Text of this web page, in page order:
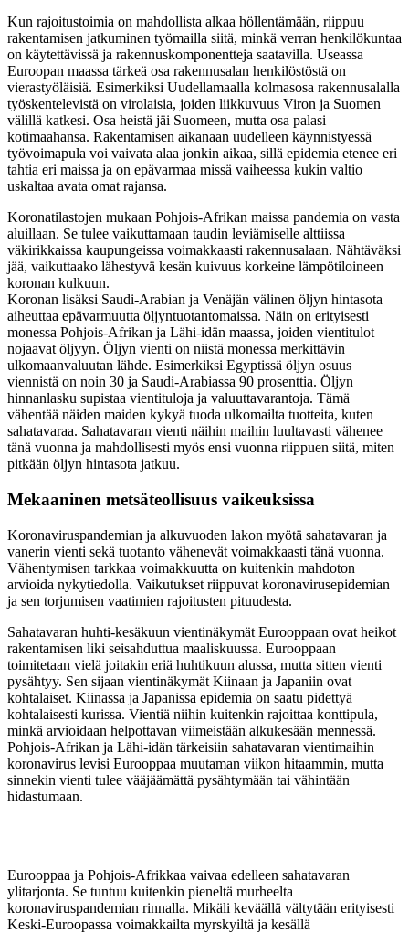
Kun rajoitustoimia on mahdollista alkaa höllentämään, riippuu
rakentamisen jatkuminen työmailla siitä, minkä verran henkilökuntaa
on käytettävissä ja rakennuskomponentteja saatavilla. Useassa
Euroopan maassa tärkeä osa rakennusalan henkilöstöstä on
vierastyöläisiä. Esimerkiksi Uudellamaalla kolmasosa rakennusalalla
työskentelevistä on virolaisia, joiden liikkuvuus Viron ja Suomen
välillä katkesi. Osa heistä jäi Suomeen, mutta osa palasi
kotimaahansa. Rakentamisen aikanaan uudelleen käynnistyessä
työvoimapula voi vaivata alaa jonkin aikaa, sillä epidemia etenee eri
tahtia eri maissa ja on epävarmaa missä vaiheessa kukin valtio
uskaltaa avata omat rajansa.
Koronatilastojen mukaan Pohjois-Afrikan maissa pandemia on vasta
aluillaan. Se tulee vaikuttamaan taudin leviämiselle alttiissa
väkirikkaissa kaupungeissa voimakkaasti rakennusalaan. Nähtäväksi
jää, vaikuttaako lähestyvä kesän kuivuus korkeine lämpötiloineen
koronan kulkuun.
Koronan lisäksi Saudi-Arabian ja Venäjän välinen öljyn hintasota
aiheuttaa epävarmuutta öljyntuotantomaissa. Näin on erityisesti
monessa Pohjois-Afrikan ja Lähi-idän maassa, joiden vientitulot
nojaavat öljyyn. Öljyn vienti on niistä monessa merkittävin
ulkomaanvaluutan lähde. Esimerkiksi Egyptissä öljyn osuus
viennistä on noin 30 ja Saudi-Arabiassa 90 prosenttia. Öljyn
hinnanlasku supistaa vientituloja ja valuuttavarantoja. Tämä
vähentää näiden maiden kykyä tuoda ulkomailta tuotteita, kuten
sahatavaraa. Sahatavaran vienti näihin maihin luultavasti vähenee
tänä vuonna ja mahdollisesti myös ensi vuonna riippuen siitä, miten
pitkään öljyn hintasota jatkuu.
Mekaaninen metsäteollisuus vaikeuksissa
Koronaviruspandemian ja alkuvuoden lakon myötä sahatavaran ja
vanerin vienti sekä tuotanto vähenevät voimakkaasti tänä vuonna.
Vähentymisen tarkkaa voimakkuutta on kuitenkin mahdoton
arvioida nykytiedolla. Vaikutukset riippuvat koronavirusepidemian
ja sen torjumisen vaatimien rajoitusten pituudesta.
Sahatavaran huhti-kesäkuun vientinäkymät Eurooppaan ovat heikot
rakentamisen liki seisahduttua maaliskuussa. Eurooppaan
toimitetaan vielä joitakin eriä huhtikuun alussa, mutta sitten vienti
pysähtyy. Sen sijaan vientinäkymät Kiinaan ja Japaniin ovat
kohtalaiset. Kiinassa ja Japanissa epidemia on saatu pidettyä
kohtalaisesti kurissa. Vientiä niihin kuitenkin rajoittaa konttipula,
minkä arvioidaan helpottavan viimeistään alkukesään mennessä.
Pohjois-Afrikan ja Lähi-idän tärkeisiin sahatavaran vientimaihin
koronavirus levisi Eurooppaa muutaman viikon hitaammin, mutta
sinnekin vienti tulee vääjäämättä pysähtymään tai vähintään
hidastumaan.
Eurooppaa ja Pohjois-Afrikkaa vaivaa edelleen sahatavaran
ylitarjonta. Se tuntuu kuitenkin pieneltä murheelta
koronaviruspandemian rinnalla. Mikäli keväällä vältytään erityisesti
Keski-Euroopassa voimakkailta myrskyiltä ja kesällä